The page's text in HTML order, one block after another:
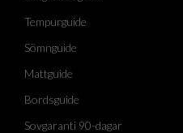
Tempurguide
Sömnguide
Mattguide
Bordsguide
Sovgaranti 90-dagar